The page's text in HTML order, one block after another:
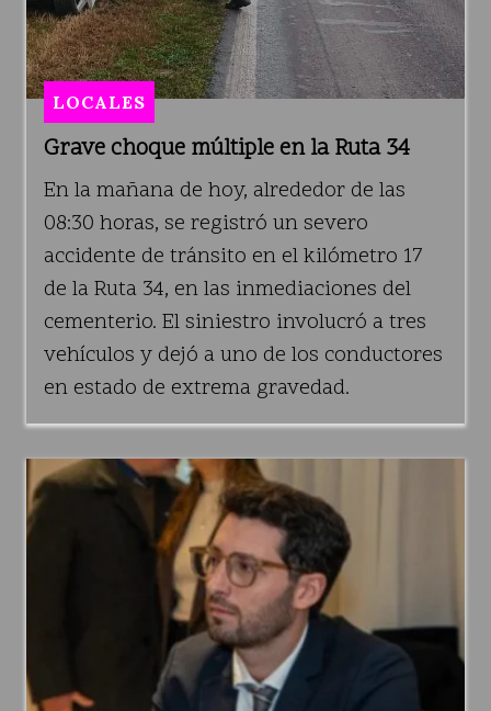
Grave choque múltiple en la Ruta 34
LOCALES
En la mañana de hoy, alrededor de las
08:30 horas, se registró un severo
accidente de tránsito en el kilómetro 17
de la Ruta 34, en las inmediaciones del
cementerio. El siniestro involucró a tres
vehículos y dejó a uno de los conductores
en estado de extrema gravedad.